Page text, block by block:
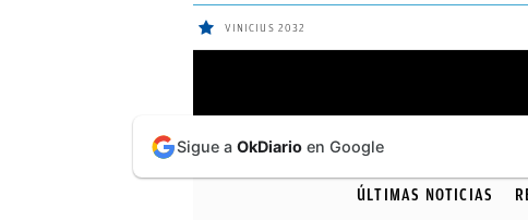
VINICIUS 2032
ÚLTIMAS
NOTICIAS
ÚLTIMAS NOTICIAS
Sigue a OkDiario en Google